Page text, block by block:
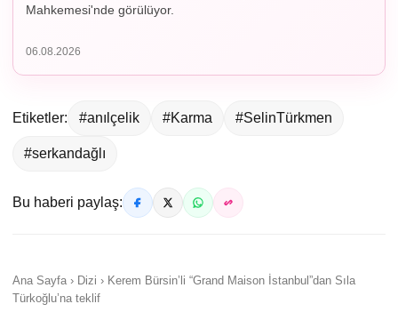
Mahkemesi'nde görülüyor.
06.08.2026
Etiketler: #anılçelik #Karma #SelinTürkmen
#serkandağlı
Bu haberi paylaş:
Ana Sayfa › Dizi › Kerem Bürsin’li “Grand Maison İstanbul”dan Sıla
Türkoğlu’na teklif